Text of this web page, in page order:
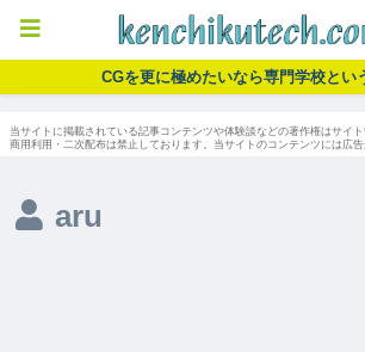
CGを更に極めたいなら専門学校とい
当サイトに掲載されている記事コンテンツや体験談などの著作権はサイ
商用利用・二次配布は禁止しております。当サイトのコンテンツには広告
aru